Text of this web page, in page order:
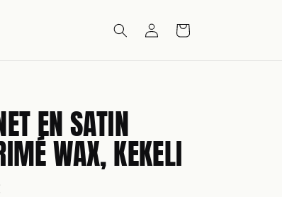
ConnexionPanier
EN SATIN
WAX, KEKELI